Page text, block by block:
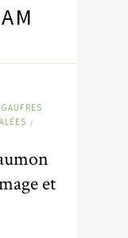
GAUFRES
/
et